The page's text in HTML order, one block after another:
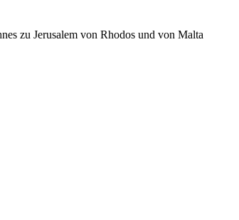
zu Jerusalem von Rhodos und von Malta